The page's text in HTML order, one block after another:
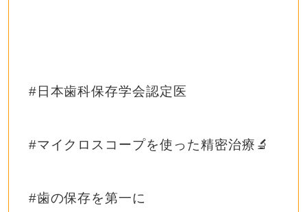
# 日本歯科保存学会認定医
#マイクロスコープを使った精密治療 🔬
#歯の保存を第一に